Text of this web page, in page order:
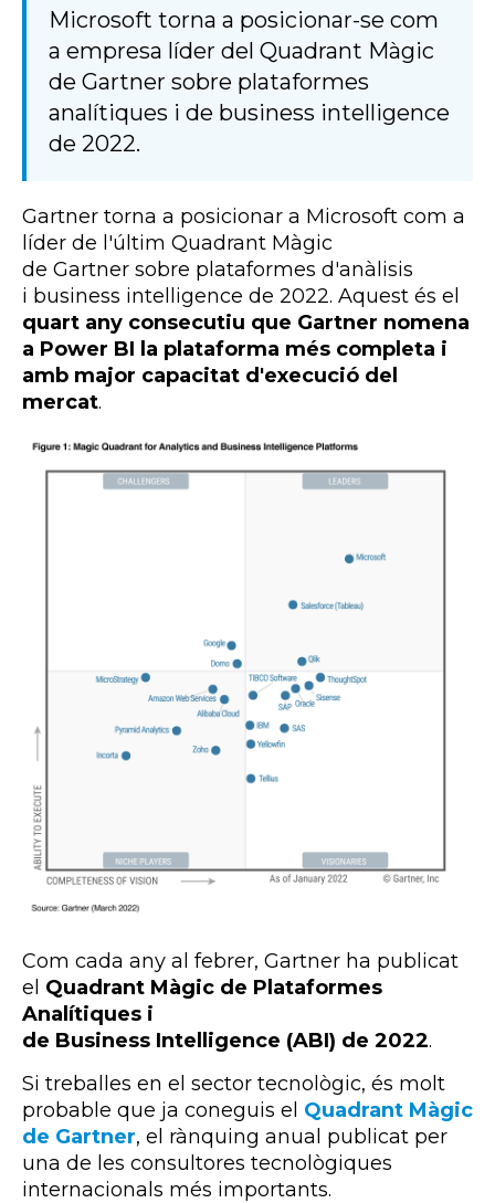
Microsoft torna a posicionar-se com
a empresa líder del Quadrant Màgic
de Gartner sobre plataformes
analítiques i de business intelligence
de 2022.
Gartner torna a posicionar a Microsoft com a
líder de l'últim Quadrant Màgic
de Gartner sobre plataformes d'anàlisis
i business intelligence de 2022. Aquest és el
quart any consecutiu que Gartner nomena
a Power BI la plataforma més completa i
amb major capacitat d'execució del
mercat.
Com cada any al febrer, Gartner ha publicat
el Quadrant Màgic de Plataformes
Analítiques i
de Business Intelligence (ABI) de 2022.
Si treballes en el sector tecnològic, és molt
probable que ja coneguis el Quadrant Màgic
de Gartner, el rànquing anual publicat per
una de les consultores tecnològiques
internacionals més importants.